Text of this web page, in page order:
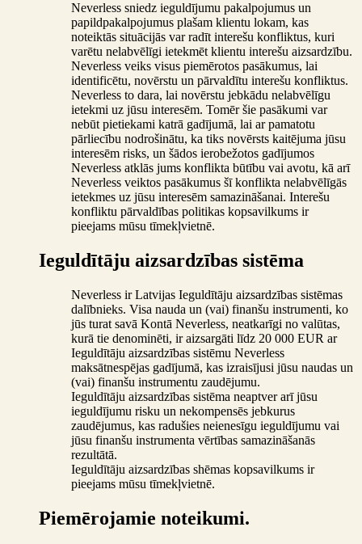
Neverless sniedz ieguldījumu pakalpojumus un
papildpakalpojumus plašam klientu lokam, kas
noteiktās situācijās var radīt interešu konfliktus, kuri
varētu nelabvēlīgi ietekmēt klientu interešu aizsardzību.
Neverless veiks visus piemērotos pasākumus, lai
identificētu, novērstu un pārvaldītu interešu konfliktus.
Neverless to dara, lai novērstu jebkādu nelabvēlīgu
ietekmi uz jūsu interesēm. Tomēr šie pasākumi var
nebūt pietiekami katrā gadījumā, lai ar pamatotu
pārliecību nodrošinātu, ka tiks novērsts kaitējuma jūsu
interesēm risks, un šādos ierobežotos gadījumos
Neverless atklās jums konflikta būtību vai avotu, kā arī
Neverless veiktos pasākumus šī konflikta nelabvēlīgās
ietekmes uz jūsu interesēm samazināšanai. Interešu
konfliktu pārvaldības politikas kopsavilkums ir
pieejams mūsu tīmekļvietnē.
Ieguldītāju aizsardzības sistēma
Neverless ir Latvijas Ieguldītāju aizsardzības sistēmas
dalībnieks. Visa nauda un (vai) finanšu instrumenti, ko
jūs turat savā Kontā Neverless, neatkarīgi no valūtas,
kurā tie denominēti, ir aizsargāti līdz 20 000 EUR ar
Ieguldītāju aizsardzības sistēmu Neverless
maksātnespējas gadījumā, kas izraisījusi jūsu naudas un
(vai) finanšu instrumentu zaudējumu.
Ieguldītāju aizsardzības sistēma neaptver arī jūsu
ieguldījumu risku un nekompensēs jebkurus
zaudējumus, kas radušies neienesīgu ieguldījumu vai
jūsu finanšu instrumenta vērtības samazināšanās
rezultātā.
Ieguldītāju aizsardzības shēmas kopsavilkums ir
pieejams mūsu tīmekļvietnē.
Piemērojamie noteikumi.